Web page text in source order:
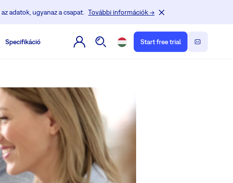
adatok, ugyanaz a csapat. További információk →
Specifikáció Start free trial